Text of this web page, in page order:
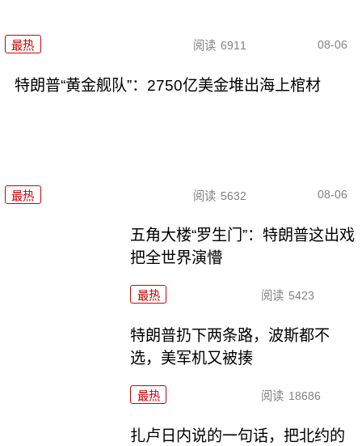
最热 阅读 6911 08-06
特朗普“黄金舰队”：2750亿美金堆出海上棺材
最热 阅读 5632 08-06
五角大楼“罗生门”：特朗普这出戏
把全世界演懵
最热 阅读 5423
特朗普扔下两条路，波斯都不
选，美军机又被揍
最热 阅读 18686
扎卢日内说的一句话，把北约的